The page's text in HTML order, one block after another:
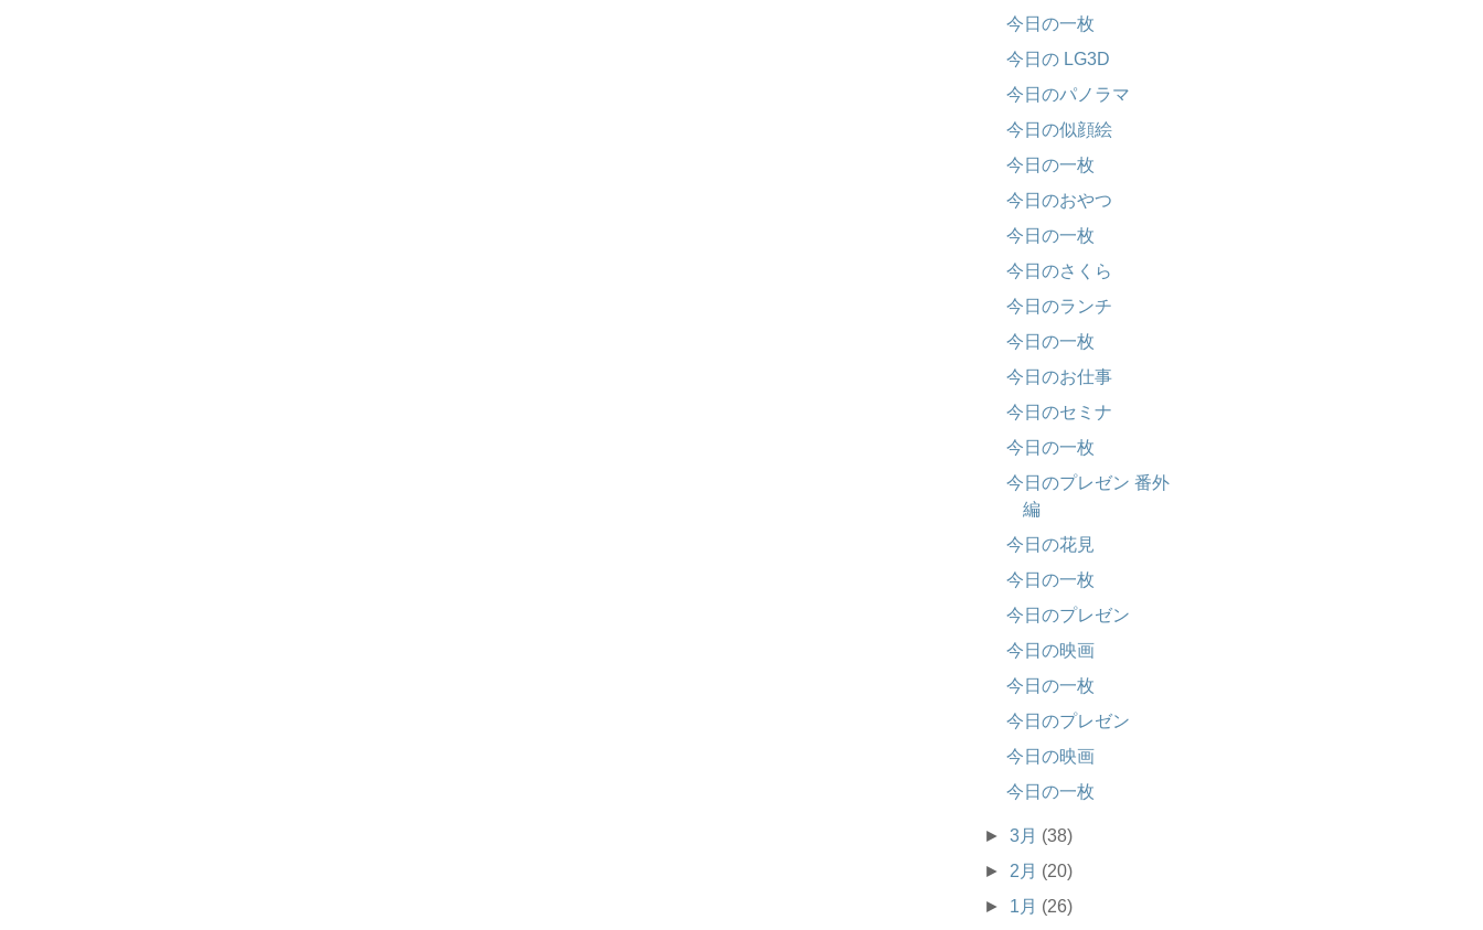
今日の一枚
今日の LG3D
今日のパノラマ
今日の似顔絵
今日の一枚
今日のおやつ
今日の一枚
今日のさくら
今日のランチ
今日の一枚
今日のお仕事
今日のセミナ
今日の一枚
今日のプレゼン 番外
編
今日の花見
今日の一枚
今日のプレゼン
今日の映画
今日の一枚
今日のプレゼン
今日の映画
今日の一枚
►3月 (38)
►2月 (20)
► 1月 (26)